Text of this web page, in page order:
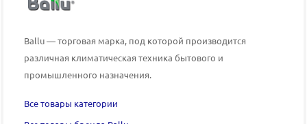
Ballu — торговая марка, под которой производится
различная климатическая техника бытового и
промышленного назначения.
Все товары категории